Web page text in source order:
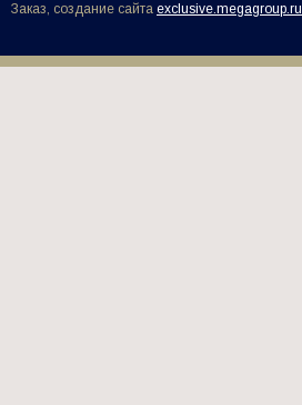
Заказ, создание сайта exclusive.megagroup.ru